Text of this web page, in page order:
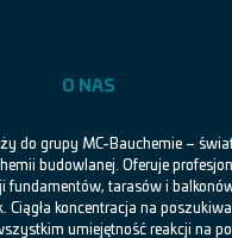
O NAS
do grupy MC-Bauchemie –
budowlanej. Oferuje
fundamentów, tarasów i
Ciągła koncentracja na
umiejętność reakcji na